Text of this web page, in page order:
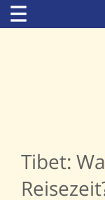
Tibet: